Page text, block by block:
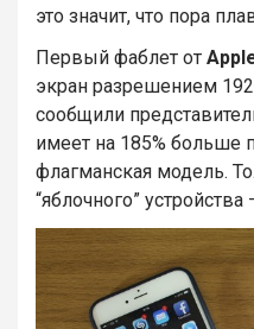
это значит, что пора
Первый фаблет от
экран разрешением
сообщили
имеет на 185% больше
флагманская модель.
“яблочного”